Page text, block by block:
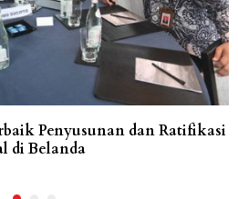
Penyusunan dan Ratifikasi
di Belanda